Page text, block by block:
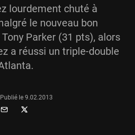
lourdement chuté à
le nouveau bon
Parker (31 pts), alors
a réussi un triple-double
Publié le 9.02.2013